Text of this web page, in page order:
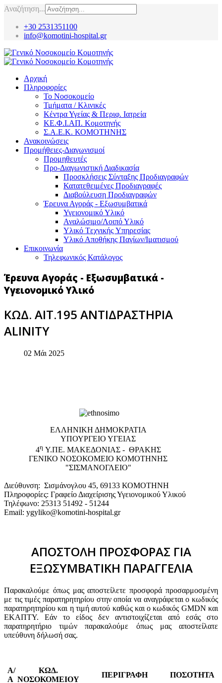
Αναζήτηση...
+30 2531351100
info@komotini-hospital.gr
Αρχική
Πληροφορίες
Το Νοσοκομείο
Τμήματα / Κλινικές
Κέντρα Υγείας & Περιφ. Ιατρεία
ΚΕ.Φ.Ι.ΑΠ. Κομοτηνής
Σ.Α.Ε.Κ. ΚΟΜΟΤΗΝΗΣ
Ανακοινώσεις
Προμήθειες-Διαγωνισμοί
Προμηθευτές
Προ-Διαγωνιστική Διαδικασία
Προσκλήσεις Σύνταξης Προδιαγραφών
Κατατεθειμένες Προδιαγραφές
Διαβούλευση Προδιαγραφών
Έρευνα Αγοράς - Εξωσυμβατικά
Υγειονομικό Υλικό
Αναλώσιμο/Λοιπό Υλικό
Υλικό Tεχνικής Yπηρεσίας
Υλικό Αποθήκης Παγίων/Ιματισμού
Επικοινωνία
Τηλεφωνικός Κατάλογος
Έρευνα Αγοράς - Εξωσυμβατικά -
Υγειονομικό Υλικό
ΚΩΔ. ΑΙΤ.195 ΑΝΤΙΔΡΑΣΤΗΡΙΑ
ALINITY
02 Μάι 2025
EΛΛΗΝΙΚΗ ΔΗΜΟΚΡΑΤΙΑ
ΥΠΟΥΡΓΕΙΟ ΥΓΕΙΑΣ
4η Υ.ΠΕ. ΜΑΚΕΔΟΝΙΑΣ - ΘΡΑΚΗΣ
ΓΕΝΙΚΟ NΟΣΟΚΟΜΕΙΟ ΚΟΜΟΤΗΝΗΣ
"ΣΙΣΜΑΝΟΓΛΕΙΟ"
Διεύθυνση: Σισμάνογλου 45, 69133 ΚΟΜΟΤΗΝΗ
Πληροφορίες: Γραφείο Διαχείρισης Υγειονομικού Υλικού
Τηλέφωνο: 25313 51492 - 51244
Email: ygyliko@komotini-hospital.gr
ΑΠΟΣΤΟΛΗ ΠΡΟΣΦΟΡΑΣ ΓΙΑ
ΕΞΩΣΥΜΒΑΤΙΚΗ ΠΑΡΑΓΓΕΛΙΑ
Παρακαλούμε όπως μας αποστείλετε προσφορά προσαρμοσμένη
με τις τιμές παρατηρητηρίου στην οποία να αναγράφεται ο κωδικός
παρατηρητηρίου και η τιμή αυτού καθώς και ο κωδικός GMDN και
ΕΚΑΠΤΥ. Εάν το είδος δεν αντιστοιχίζεται από εσάς στο
παρατηρητήριο τιμών παρακαλούμε όπως μας αποστείλατε
υπεύθυνη δήλωσή σας.
Α/
Α
ΚΩΔ.
ΝΟΣΟΚΟΜΕΙΟΥ
ΠΕΡΙΓΡΑΦΗ ΠΟΣΟΤΗΤΑ